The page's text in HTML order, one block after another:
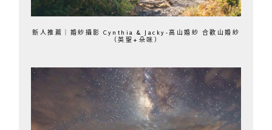
新人推薦｜婚紗攝影 Cynthia & Jacky-高山婚紗 合歡山婚紗
（英聖+朵咪）